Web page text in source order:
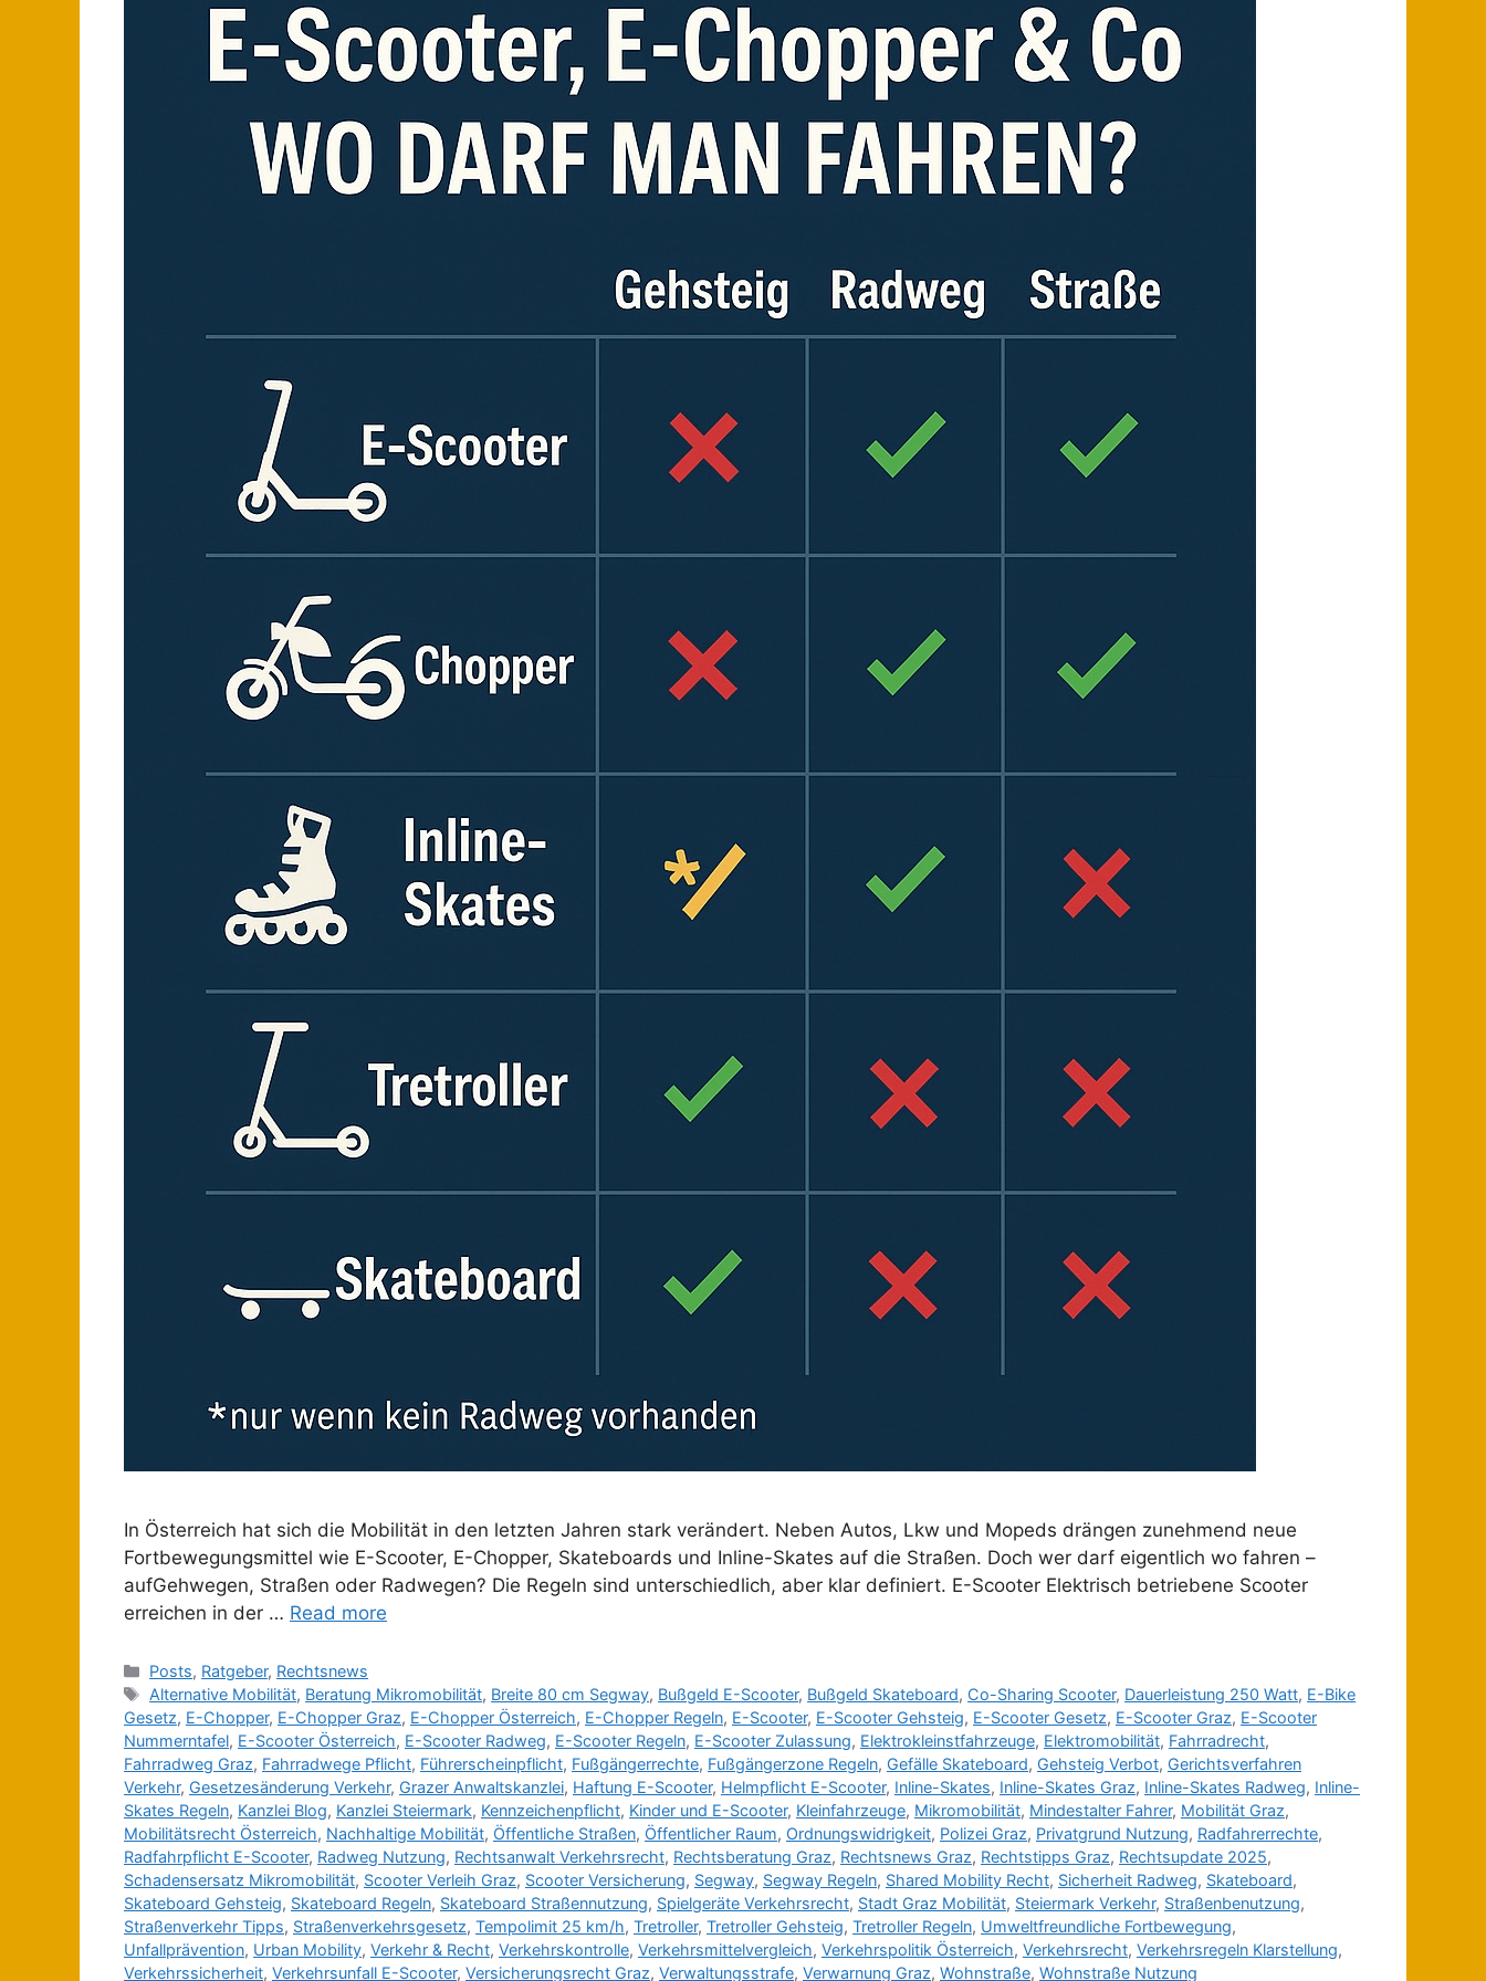
In Österreich hat sich die Mobilität in den letzten Jahren stark verändert. Neben Autos, Lkw und Mopeds drängen zunehmend neue
Fortbewegungsmittel wie E-Scooter, E-Chopper, Skateboards und Inline-Skates auf die Straßen. Doch wer darf eigentlich wo fahren –
aufGehwegen, Straßen oder Radwegen? Die Regeln sind unterschiedlich, aber klar definiert. E-Scooter Elektrisch betriebene Scooter
erreichen in der … Read more
Posts, Ratgeber, Rechtsnews
Alternative Mobilität, Beratung Mikromobilität, Breite 80 cm Segway, Bußgeld E-Scooter, Bußgeld Skateboard, Co-Sharing Scooter, Dauerleistung 250 Watt, E-Bike
Gesetz, E-Chopper, E-Chopper Graz, E-Chopper Österreich, E-Chopper Regeln, E-Scooter, E-Scooter Gehsteig, E-Scooter Gesetz, E-Scooter Graz, E-Scooter
Nummerntafel, E-Scooter Österreich, E-Scooter Radweg, E-Scooter Regeln, E-Scooter Zulassung, Elektrokleinstfahrzeuge, Elektromobilität, Fahrradrecht,
Fahrradweg Graz, Fahrradwege Pflicht, Führerscheinpflicht, Fußgängerrechte, Fußgängerzone Regeln, Gefälle Skateboard, Gehsteig Verbot, Gerichtsverfahren
Verkehr, Gesetzesänderung Verkehr, Grazer Anwaltskanzlei, Haftung E-Scooter, Helmpflicht E-Scooter, Inline-Skates, Inline-Skates Graz, Inline-Skates Radweg, Inline-
Skates Regeln, Kanzlei Blog, Kanzlei Steiermark, Kennzeichenpflicht, Kinder und E-Scooter, Kleinfahrzeuge, Mikromobilität, Mindestalter Fahrer, Mobilität Graz,
Mobilitätsrecht Österreich, Nachhaltige Mobilität, Öffentliche Straßen, Öffentlicher Raum, Ordnungswidrigkeit, Polizei Graz, Privatgrund Nutzung, Radfahrerrechte,
Radfahrpflicht E-Scooter, Radweg Nutzung, Rechtsanwalt Verkehrsrecht, Rechtsberatung Graz, Rechtsnews Graz, Rechtstipps Graz, Rechtsupdate 2025,
Schadensersatz Mikromobilität, Scooter Verleih Graz, Scooter Versicherung, Segway, Segway Regeln, Shared Mobility Recht, Sicherheit Radweg, Skateboard,
Skateboard Gehsteig, Skateboard Regeln, Skateboard Straßennutzung, Spielgeräte Verkehrsrecht, Stadt Graz Mobilität, Steiermark Verkehr, Straßenbenutzung,
Straßenverkehr Tipps, Straßenverkehrsgesetz, Tempolimit 25 km/h, Tretroller, Tretroller Gehsteig, Tretroller Regeln, Umweltfreundliche Fortbewegung,
Unfallprävention, Urban Mobility, Verkehr & Recht, Verkehrskontrolle, Verkehrsmittelvergleich, Verkehrspolitik Österreich, Verkehrsrecht, Verkehrsregeln Klarstellung,
Verkehrssicherheit, Verkehrsunfall E-Scooter, Versicherungsrecht Graz, Verwaltungsstrafe, Verwarnung Graz, Wohnstraße, Wohnstraße Nutzung